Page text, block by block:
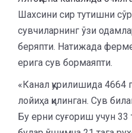
Шахсини сир тутишни
сувчиларнинг ўзи
беряпти. Натижада
ерига сув бормаяпти.
«Канал қурилишида 4664
лойиҳа қилинган. Сув
Бу ерни суғориш учун 33